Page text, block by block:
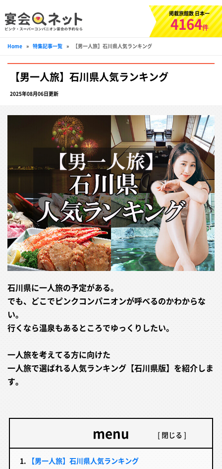
掲載旅館数 日本一
4164件
Home » 特集記事一覧 » 【男一人旅】石川県人気ランキング
【男一人旅】石川県人気ランキング
2025年08月06日更新
石川県に一人旅の予定がある。
でも、どこでピンクコンパニオンが呼べるのかわからな
い。
行くなら温泉もあるところでゆっくりしたい。
一人旅を考えてる方に向けた
一人旅で選ばれる人気ランキング【石川県版】を紹介しま
す。
menu
【男一人旅】石川県人気ランキング